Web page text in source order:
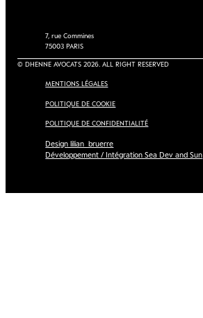
7, rue Commines
75003 PARIS
© DHENNE AVOCATS 2026. ALL RIGHT RESERVED
MENTIONS LÉGALES
POLITIQUE DE COOKIE
POLITIQUE DE CONFIDENTIALITÉ
Design lilian_bruerre
Développement / Intégration Sea Dev and Sun